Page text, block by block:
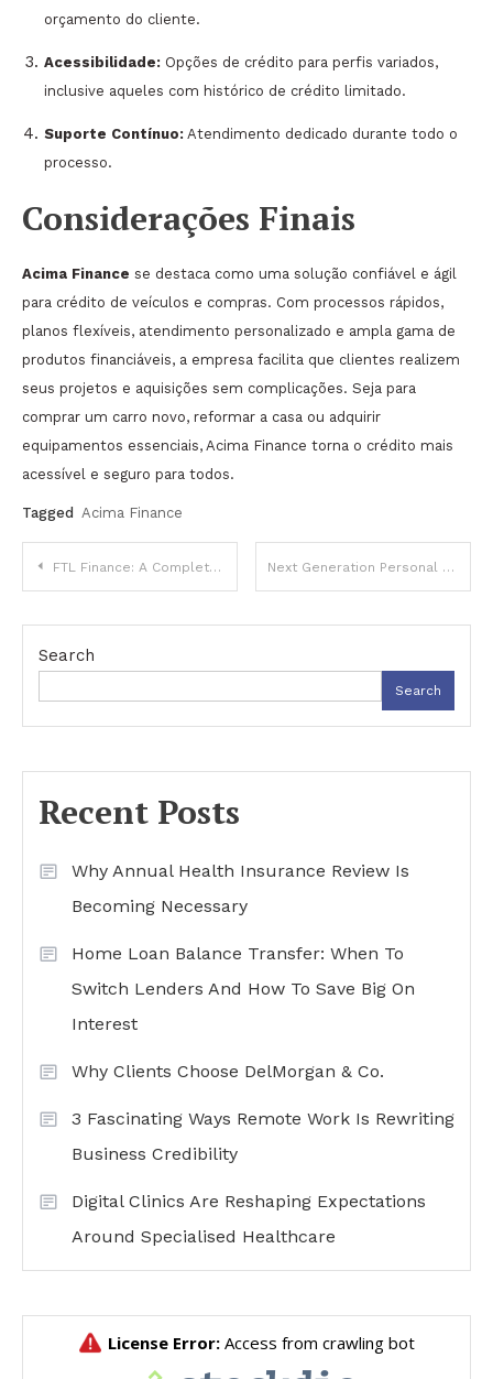
orçamento do cliente.
Acessibilidade: Opções de crédito para perfis variados,
inclusive aqueles com histórico de crédito limitado.
Suporte Contínuo: Atendimento dedicado durante todo o
processo.
Considerações Finais
Acima Finance se destaca como uma solução confiável e ágil
para crédito de veículos e compras. Com processos rápidos,
planos flexíveis, atendimento personalizado e ampla gama de
produtos financiáveis, a empresa facilita que clientes realizem
seus projetos e aquisições sem complicações. Seja para
comprar um carro novo, reformar a casa ou adquirir
equipamentos essenciais, Acima Finance torna o crédito mais
acessível e seguro para todos.
Tagged Acima Finance
Post
navigation
FTL Finance: A Complete Guide to Home Improvement Financing Options Next Generation Personal Finance: Transformando a Maneira de Gerenciar Dinheiro
Search
Search
Recent Posts
Why Annual Health Insurance Review Is
Becoming Necessary
Home Loan Balance Transfer: When To
Switch Lenders And How To Save Big On
Interest
Why Clients Choose DelMorgan & Co.
3 Fascinating Ways Remote Work Is Rewriting
Business Credibility
Digital Clinics Are Reshaping Expectations
Around Specialised Healthcare